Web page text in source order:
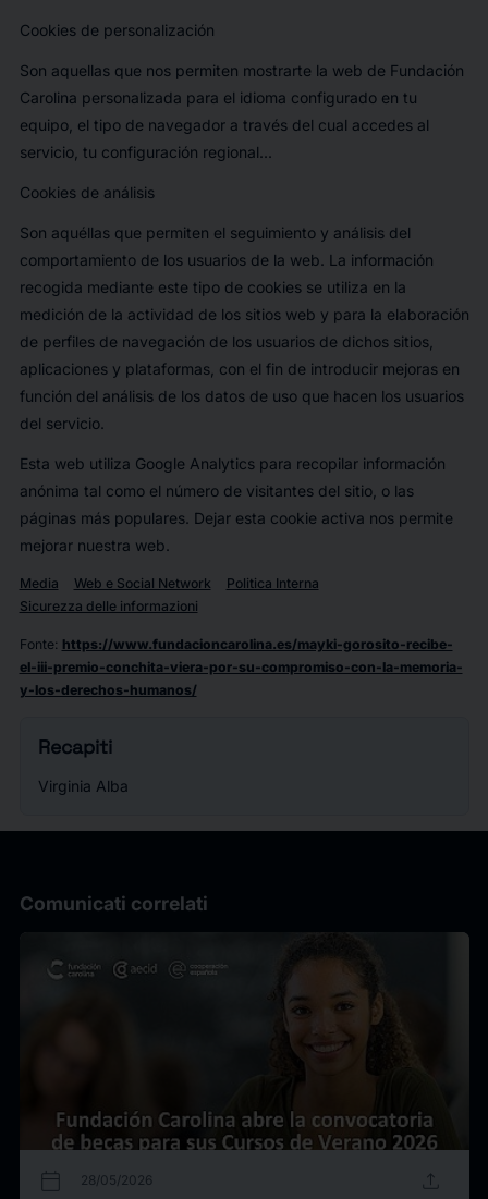
Cookies de personalización
Son aquellas que nos permiten mostrarte la web de Fundación
Carolina personalizada para el idioma configurado en tu
equipo, el tipo de navegador a través del cual accedes al
servicio, tu configuración regional...
Cookies de análisis
Son aquéllas que permiten el seguimiento y análisis del
comportamiento de los usuarios de la web. La información
recogida mediante este tipo de cookies se utiliza en la
medición de la actividad de los sitios web y para la elaboración
de perfiles de navegación de los usuarios de dichos sitios,
aplicaciones y plataformas, con el fin de introducir mejoras en
función del análisis de los datos de uso que hacen los usuarios
del servicio.
Esta web utiliza Google Analytics para recopilar información
anónima tal como el número de visitantes del sitio, o las
páginas más populares. Dejar esta cookie activa nos permite
mejorar nuestra web.
Media Web e Social Network
Politica Interna
Sicurezza delle informazioni
Fonte: https://www.fundacioncarolina.es/mayki-gorosito-recibe-
el-iii-premio-conchita-viera-por-su-compromiso-con-la-memoria-
y-los-derechos-humanos/
Recapiti
Virginia Alba
Comunicati correlati
calendar_today 28/05/2026 upload